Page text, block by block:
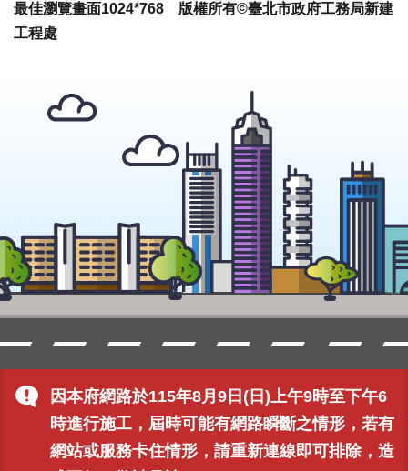
因本府網路於115年8月9日(日)上午9時至下午6
時進行施工，屆時可能有網路瞬斷之情形，若有
網站或服務卡住情形，請重新連線即可排除，造
最佳瀏覽畫面1024*768 版權所有©臺北市政府工務局新建
工程處